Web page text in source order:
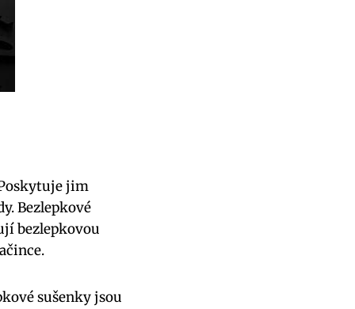
jim
Bezlepkové
bezlepkovou
sušenky jsou